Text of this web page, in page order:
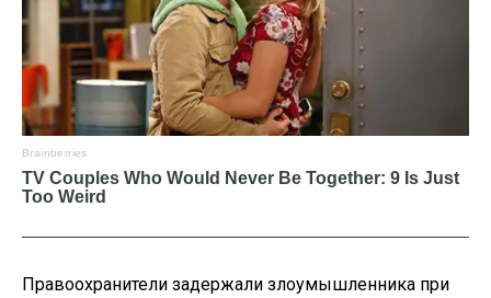
Правоохранители задержали злоумышленника при